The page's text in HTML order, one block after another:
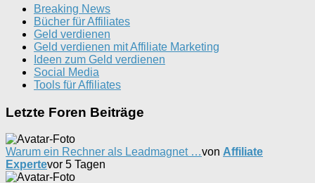
Breaking News
Bücher für Affiliates
Geld verdienen
Geld verdienen mit Affiliate Marketing
Ideen zum Geld verdienen
Social Media
Tools für Affiliates
Letzte Foren Beiträge
Warum ein Rechner als Leadmagnet …von Affiliate
Expertevor 5 Tagen